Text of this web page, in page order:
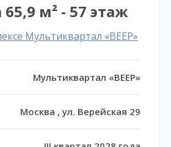
м² - 57 этаж
Мультиквартал «ВЕЕР»
Мультиквартал «ВЕЕР»
Москва , ул. Верейская 29